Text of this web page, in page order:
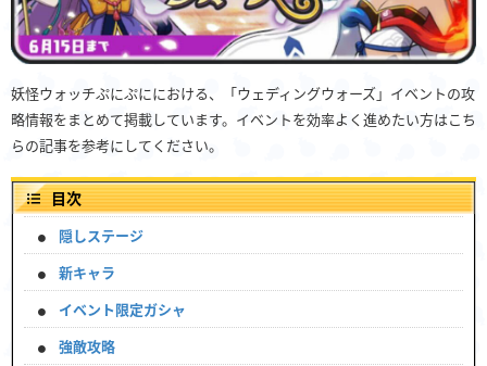
妖怪ウォッチぷにぷににおける、「ウェディングウォーズ」イベントの攻
略情報をまとめて掲載しています。イベントを効率よく進めたい方はこち
らの記事を参考にしてください。
目次
隠しステージ
新キャラ
イベント限定ガシャ
強敵攻略